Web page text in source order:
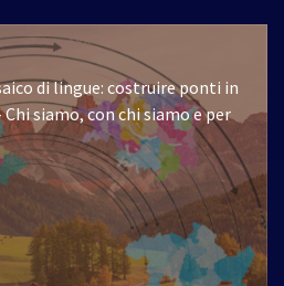
di lingue: costruire ponti in
siamo, con chi siamo e per